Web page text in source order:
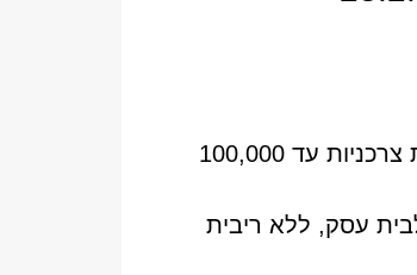
: דחיית משכנתאות ל-3 חודשים ללא ריבית ועמלות, ודחיית הלוואות צרכניות עד 100,000
מיליון ש"ח מצטבר לבית עסק, ללא ריבית